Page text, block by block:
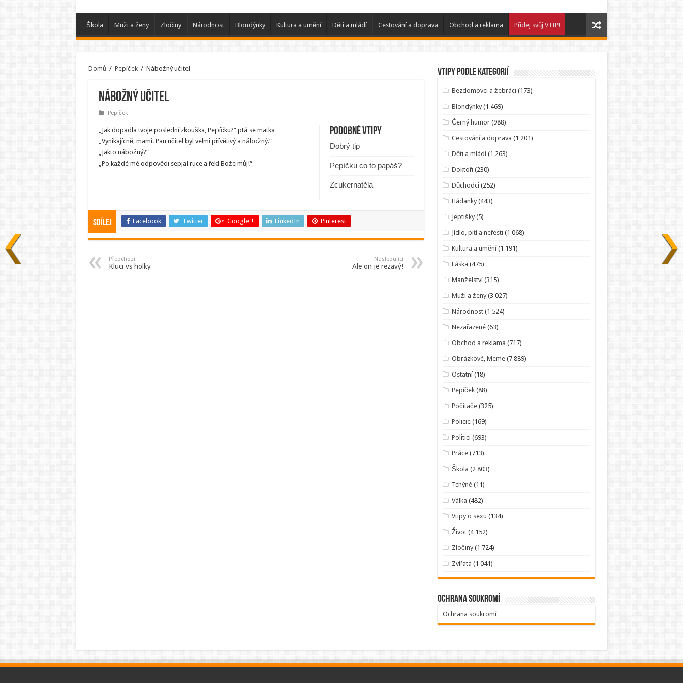
Škola Muži a ženy Zločiny Národnost Blondýnky Kultura a umění Děti a mládí Cestování a doprava Obchod a reklama Přidej svůj VTIP!
Domů / Pepíček / Nábožný učitel
Nábožný učitel
Pepíček
Podobné vtipy
Dobrý tip
Pepíčku co to papáš?
Zcukernatěla
„Jak dopadla tvoje poslední zkouška, Pepíčku?“ ptá se matka
„Vynikajícně, mami. Pan učitel byl velmi přívětivý a nábožný.“
„Jakto nábožný?“
„Po každé mé odpovědi sepjal ruce a řekl Bože můj!“
Sdílej Facebook Twitter Google + LinkedIn Pinterest
Předchozí
Kluci vs holky
Následující
Ale on je rezavý!
Vtipy podle kategorií
Bezdomovci a žebráci (173)
Blondýnky (1 469)
Černý humor (988)
Cestování a doprava (1 201)
Děti a mládí(1 263)
Doktoři (230)
Důchodci (252)
Hádanky (443)
Jeptišky (5)
Jídlo, pití a neřesti (1 068)
Kultura a umění(1 191)
Láska (475)
Manželství(315)
Muži a ženy (3 027)
Národnost (1 524)
Nezařazené (63)
Obchod a reklama (717)
Obrázkové, Meme (7 889)
Ostatní(18)
Pepíček (88)
Počítače (325)
Policie (169)
Politici (693)
Práce (713)
Škola (2 803)
Tchýně (11)
Válka (482)
Vtipy o sexu (134)
Život (4 152)
Zločiny (1 724)
Zvířata (1 041)
Ochrana soukromí
Ochrana soukromí